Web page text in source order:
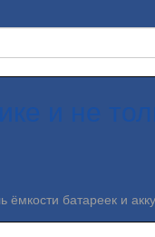
и не
батареек и